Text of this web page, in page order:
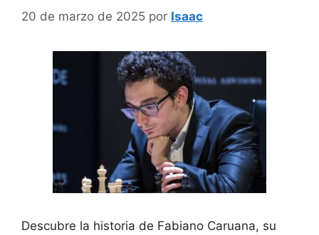
20 de marzo de 2025 por Isaac
Descubre la historia de Fabiano Caruana, su